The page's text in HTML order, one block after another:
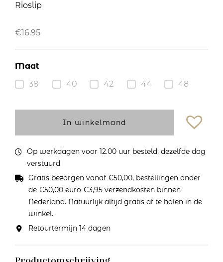
Rioslip
€16.95
Maat
38
40 42 44 48
In winkelmand
Op werkdagen voor 12.00 uur besteld, dezelfde dag
verstuurd
Gratis bezorgen vanaf €50,00, bestellingen onder
de €50,00 euro €3,95 verzendkosten binnen
Nederland. Natuurlijk altijd gratis af te halen in de
winkel.
Retourtermijn 14 dagen